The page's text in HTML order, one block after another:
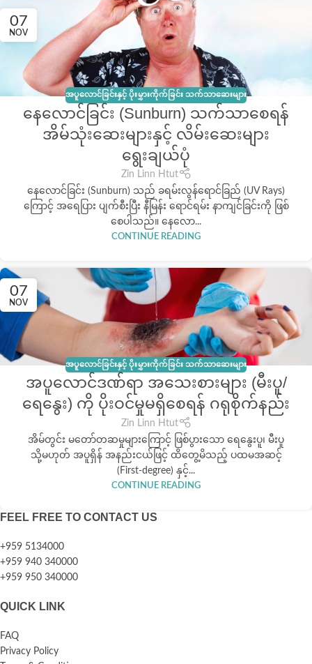
07
NOV
အပူလောင်ခြင်းနှင့် ပိုးမွှားကိုက်ခြင်း သက်သာဆေးများ
နေလောင်ခြင်း (Sunburn) သက်သာစေရန်
အိမ်သုံးဆေးများနှင့် လိမ်းဆေးများ
ရွေးချယ်ပုံ
Zin Linn Htut
နေလောင်ခြင်း (Sunburn) သည် ခရမ်းလွန်ရောင်ခြည် (UV Rays)
ကြောင့် အရေပြား ပျက်စီးပြီး နီမြန်း ရောင်ရမ်း နာကျင်ခြင်းကို ဖြစ်
စေပါသည်။ နေလော...
CONTINUE READING
07
NOV
အပူလောင်ခြင်းနှင့် ပိုးမွှားကိုက်ခြင်း သက်သာဆေးများ
အပူလောင်ဒဏ်ရာ အသေးစားများ (မီးပူ/
ရေနွေး) ကို ပိုးဝင်မှုမရှိစေရန် ဂရုစိုက်နည်း
Zin Linn Htut
အိမ်တွင်း မတော်တဆမှုများကြောင့် ဖြစ်ပွားသော ရေနွေးပူ၊ မီးပူ
သို့မဟုတ် အပူရှိန် အနည်းငယ်ဖြင့် ထိတွေ့မိသည့် ပထမအဆင့်
(First-degree) နှင့်...
CONTINUE READING
FEEL FREE TO CONTACT US
+959 5134000
+959 940 340000
+959 950 340000
QUICK LINK
FAQ
Privacy Policy